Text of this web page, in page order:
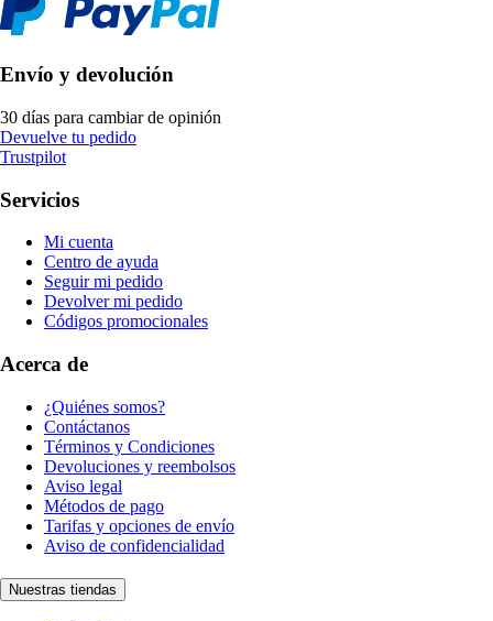
Envío y devolución
30 días para cambiar de opinión
Devuelve tu pedido
Trustpilot
Servicios
Mi cuenta
Centro de ayuda
Seguir mi pedido
Devolver mi pedido
Códigos promocionales
Acerca de
¿Quiénes somos?
Contáctanos
Términos y Condiciones
Devoluciones y reembolsos
Aviso legal
Métodos de pago
Tarifas y opciones de envío
Aviso de confidencialidad
Nuestras tiendas